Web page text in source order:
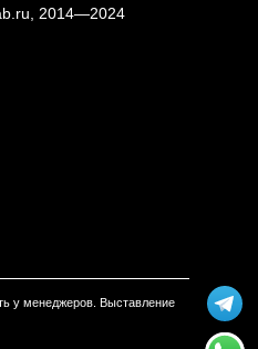
2014—2024
у менеджеров. Выставление